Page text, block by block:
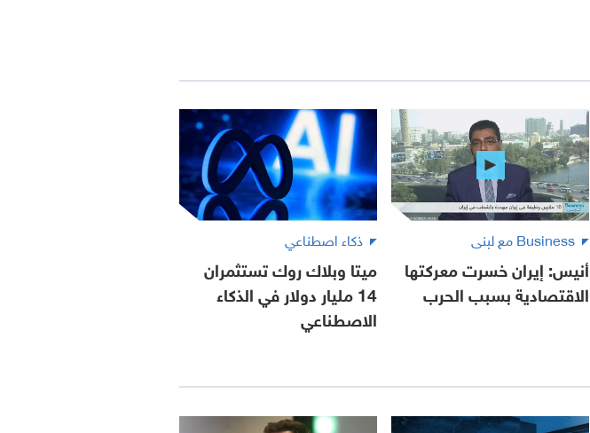
Business مع لبنى
أنيس: إيران خسرت معركتها
الاقتصادية بسبب الحرب
ذكاء اصطناعي
ميتا وبلاك روك تستثمران
14 مليار دولار في الذكاء
الاصطناعي